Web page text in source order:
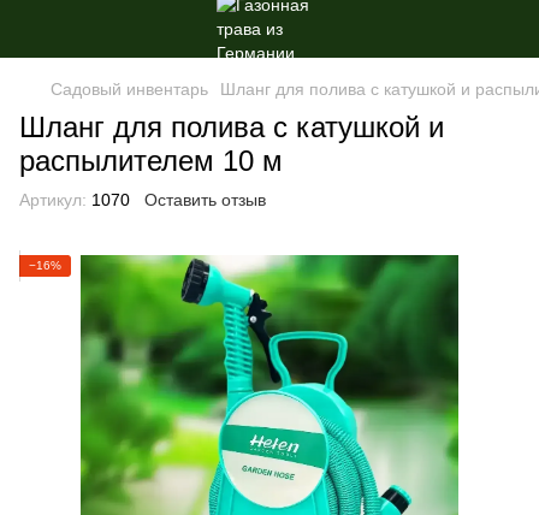
Садовый инвентарь Шланг для полива с катушкой и
Шланг для полива с катушкой и
распылителем 10 м
Артикул: 1070 Оставить отзыв
−16%